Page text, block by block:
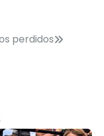
perdidos